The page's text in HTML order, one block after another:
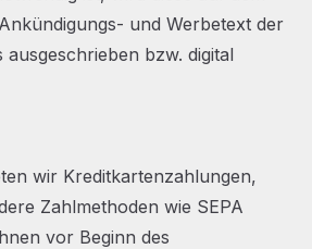
und Werbetext der
ausgeschrieben bzw. digital
wir Kreditkartenzahlungen,
Zahlmethoden wie SEPA
vor Beginn des